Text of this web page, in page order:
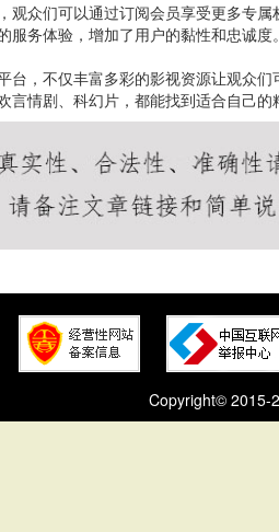
观众们可以通过订阅会员享受更多专
务体验，增加了用户的黏性和忠诚度。
台，不仅丰富多彩的影视资源让观众
情剧、科幻片，都能找到适合自己
Copyright© 2015-